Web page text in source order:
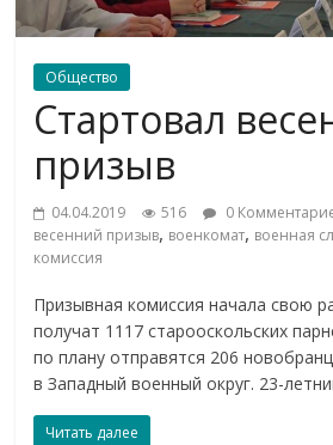
Общество
Стартовал
призыв
04.04.2019 516 0
весенний призыв, военкомат, военная
комиссия
Призывная комиссия начала свою
получат 1117 старооскольских
по плану отправятся 206
в Западный военный округ. 23-
Читать далее